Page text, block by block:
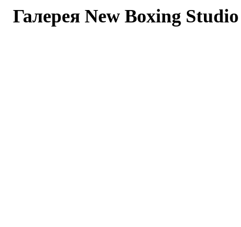
Галерея New Boxing